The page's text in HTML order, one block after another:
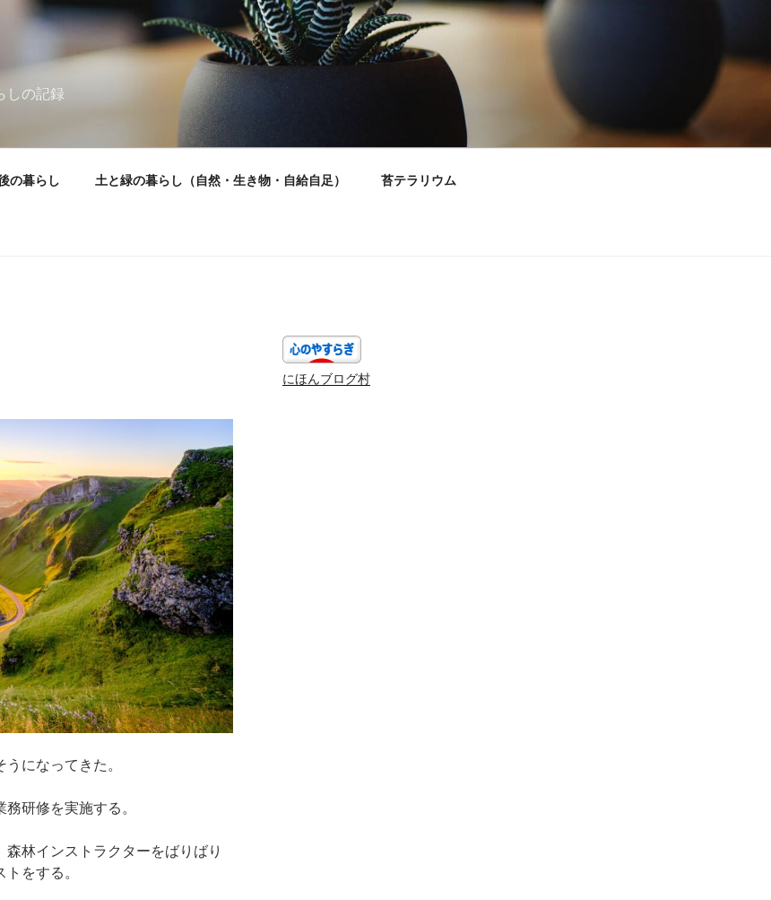
しの記録
の暮らし 土と緑の暮らし（自然・生き物・自給自足） 苔テラリウム
になってきた。
研修を実施する。
林インストラクターをばりばり
をする。
にほんブログ村